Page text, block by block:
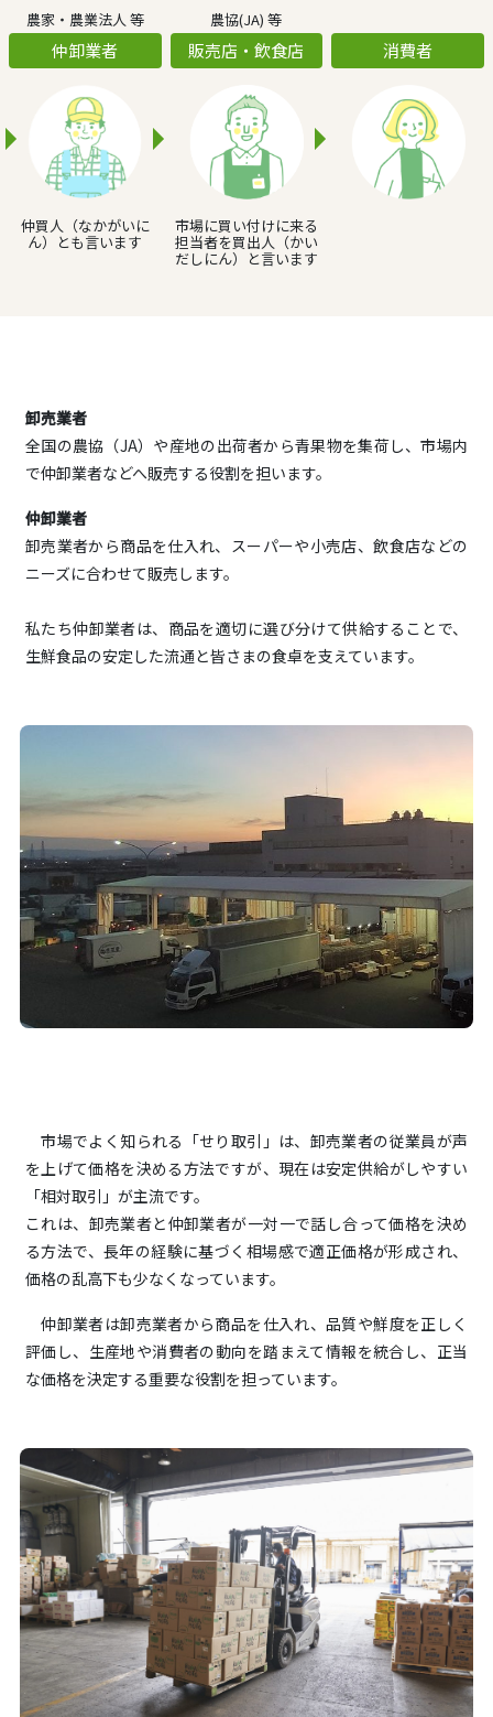
農家・農業法人 等 農協(JA) 等
仲卸業者
仲買人（なかがいに
ん）とも言います
販売店・飲食店
市場に買い付けに来る
担当者を買出人（かい
だしにん）と言います
消費者
卸売業者
全国の農協（JA）や産地の出荷者から青果物を集荷し、市場内
で仲卸業者などへ販売する役割を担います。
仲卸業者
卸売業者から商品を仕入れ、スーパーや小売店、飲食店などの
ニーズに合わせて販売します。
私たち仲卸業者は、商品を適切に選び分けて供給することで、
生鮮食品の安定した流通と皆さまの食卓を支えています。
市場でよく知られる「せり取引」は、卸売業者の従業員が声
を上げて価格を決める方法ですが、現在は安定供給がしやすい
「相対取引」が主流です。
これは、卸売業者と仲卸業者が一対一で話し合って価格を決め
る方法で、長年の経験に基づく相場感で適正価格が形成され、
価格の乱高下も少なくなっています。
仲卸業者は卸売業者から商品を仕入れ、品質や鮮度を正しく
評価し、生産地や消費者の動向を踏まえて情報を統合し、正当
な価格を決定する重要な役割を担っています。